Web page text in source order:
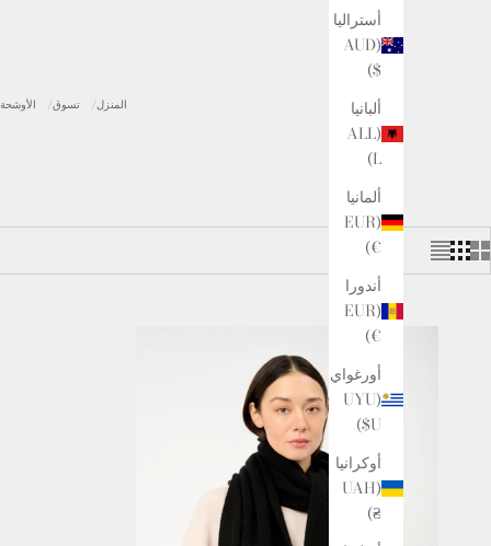
أستراليا
(AUD
$)
ألبانيا
(ALL
L)
ألمانيا
(EUR
€)
أندورا
(EUR
€)
أورغواي
(UYU
$U)
أوكرانيا
(UAH
₴)
المنزل تسوق